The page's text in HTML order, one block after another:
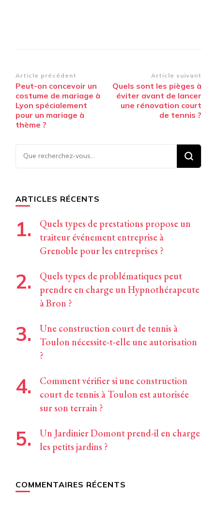
Navigation
d’article
Article précédent
Peut-on concevoir un
costume de mariage à
Lyon spécialement
pour un mariage à
thème ?
Article suivant
Quels sont les pièges à
éviter avant de lancer
une rénovation court
de tennis ?
Vous
recherchiez
ARTICLES RÉCENTS
Quels types de prestations propose un
traiteur événement entreprise à
Grenoble pour les entreprises ?
Quels types de problématiques peut
prendre en charge un Hypnothérapeute
à Bron ?
Une construction court de tennis à
Toulon nécessite-t-elle une autorisation
?
Comment vérifier si une construction
court de tennis à Toulon est autorisée
sur son terrain ?
Un Jardinier Domont prend-il en charge
les petits jardins ?
COMMENTAIRES RÉCENTS